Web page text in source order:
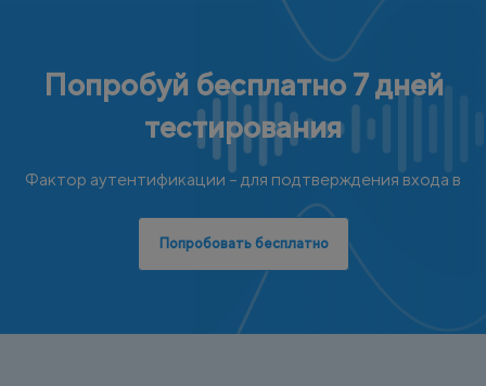
Попробуй бесплатно 7 дней
тестирования
Фактор аутентификации – для подтверждения входа в
Попробовать бесплатно